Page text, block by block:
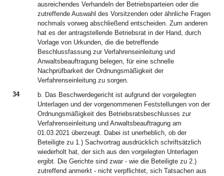
ausreichendes Verhandeln der Betriebsparteien oder die
zutreffende Auswahl des Vorsitzenden oder ähnliche Fragen
nochmals vorweg abschließend entscheiden. Zum anderen
hat es der antragstellende Betriebsrat in der Hand, durch
Vorlage von Urkunden, die die betreffende
Beschlussfassung zur Verfahrenseinleitung und
Anwaltsbeauftragung belegen, für eine schnelle
Nachprüfbarkeit der Ordnungsmäßigkeit der
Verfahrenseinleitung zu sorgen.
34
b. Das Beschwerdegericht ist aufgrund der vorgelegten
Unterlagen und der vorgenommenen Feststellungen von der
Ordnungsmäßigkeit des Betriebsratsbeschlusses zur
Verfahrenseinleitung und Anwaltsbeauftragung am
01.03.2021 überzeugt. Dabei ist unerheblich, ob der
Beteiligte zu 1.) Sachvortrag ausdrücklich schriftsätzlich
wiederholt hat, der sich aus den vorgelegten Unterlagen
ergibt. Die Gerichte sind zwar - wie die Beteiligte zu 2.)
zutreffend anmerkt - nicht verpflichtet, sich Tatsachen aus